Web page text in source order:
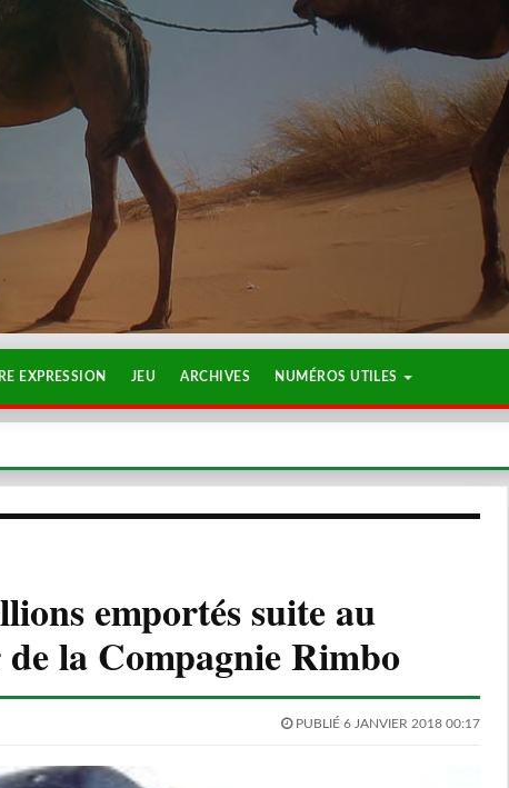
EXPRESSION JEU ARCHIVES NUMÉROS UTILES
emportés suite au
la Compagnie Rimbo
PUBLIÉ 6 JANVIER 2018 00:17